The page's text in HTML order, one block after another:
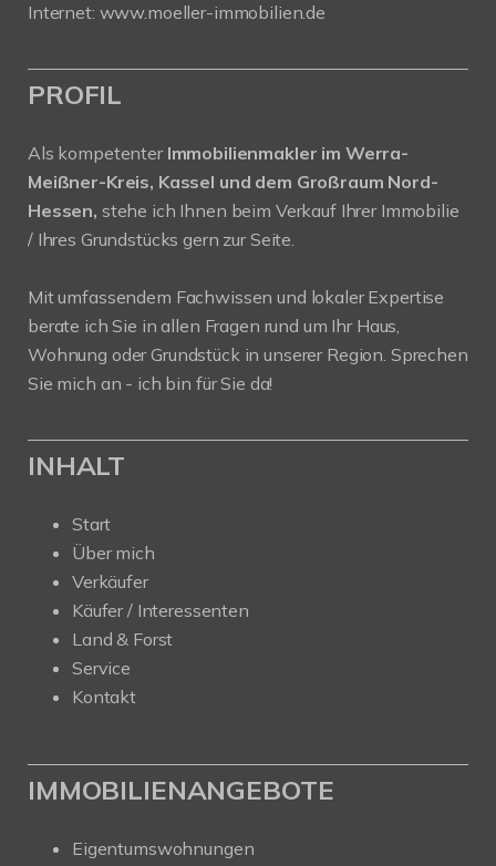
Internet: www.moeller-immobilien.de
PROFIL
Als kompetenter Immobilienmakler im Werra-
Meißner-Kreis, Kassel und dem Großraum Nord-
Hessen, stehe ich Ihnen beim Verkauf Ihrer Immobilie
/ Ihres Grundstücks gern zur Seite.
Mit umfassendem Fachwissen und lokaler Expertise
berate ich Sie in allen Fragen rund um Ihr Haus,
Wohnung oder Grundstück in unserer Region. Sprechen
Sie mich an - ich bin für Sie da!
INHALT
Start
Über mich
Verkäufer
Käufer / Interessenten
Land & Forst
Service
Kontakt
IMMOBILIENANGEBOTE
Eigentumswohnungen